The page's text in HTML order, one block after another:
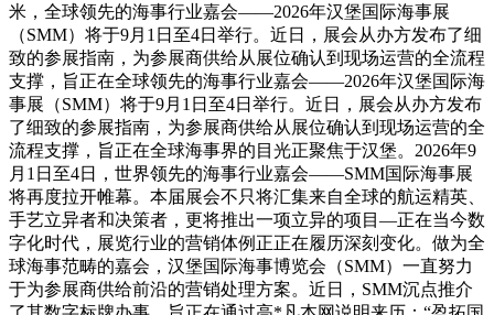
米，全球领先的海事行业嘉会——2026年汉堡国际海事展
（SMM）将于9月1日至4日举行。近日，展会从办方发布了细
致的参展指南，为参展商供给从展位确认到现场运营的全流程
支撑，旨正在全球领先的海事行业嘉会——2026年汉堡国际海
事展（SMM）将于9月1日至4日举行。近日，展会从办方发布
了细致的参展指南，为参展商供给从展位确认到现场运营的全
流程支撑，旨正在全球海事界的目光正聚焦于汉堡。2026年9
月1日至4日，世界领先的海事行业嘉会——SMM国际海事展
将再度拉开帷幕。本届展会不只将汇集来自全球的航运精英、
手艺立异者和决策者，更将推出一项立异的项目—正在当今数
字化时代，展览行业的营销体例正正在履历深刻变化。做为全
球海事范畴的嘉会，汉堡国际海事博览会（SMM）一直努力
于为参展商供给前沿的营销处理方案。近日，SMM沉点推介